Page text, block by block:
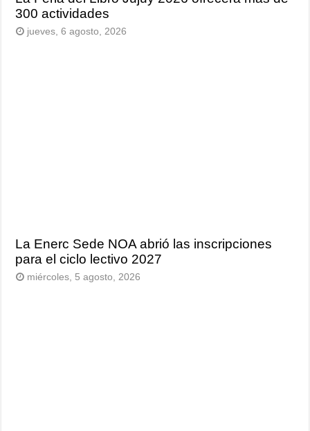
300 actividades
jueves, 6 agosto, 2026
La Enerc Sede NOA abrió las inscripciones
para el ciclo lectivo 2027
miércoles, 5 agosto, 2026